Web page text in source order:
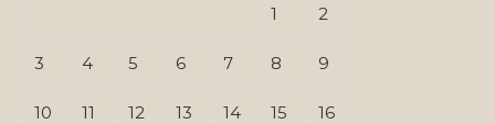
1 2
3 4 5 6 7 8 9
10 11 12 13 14 15 16